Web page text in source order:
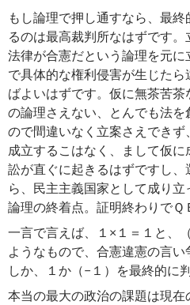
もし論理で押し通すなら、最
るのは最高裁判所なはずです
法律が合憲だという論理を元
で具体的な権利侵害が生じた
ばよいはずです。仮に無茶苦
の論理さえない、とんでも法
ので間違いなく立案さえできず
成立するこはなく、まして仮
訟が直ぐに起きるはずですし
ら、民主主義国家として成り
論理の終着点。証明終わりでＱ
一言で言えば、１×１＝１と、
ようなもので、合憲違憲の言
しか、１か（−１）を最終的に
本当の最大の政治の課題は現